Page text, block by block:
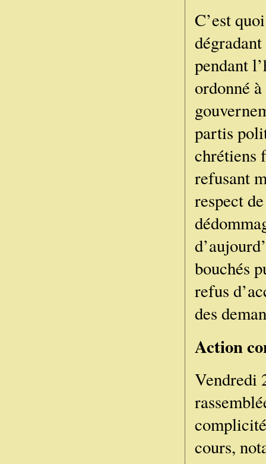
C’est
pendant
ordonné
partis
chrétiens
refusant
respect
bouchés
refus
des
Action
Vendredi
cours,